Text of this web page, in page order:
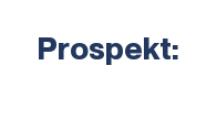
Prospekt: